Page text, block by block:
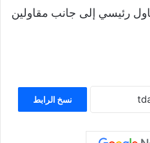
رئيسي إلى جانب مقاولين
نسخ الرابط